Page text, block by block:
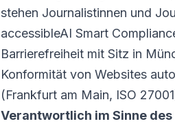
stehen Journalistinnen und
accessibleAI Smart
Barrierefreiheit mit Sitz in
Konformität von Websites
(Frankfurt am Main, ISO
Verantwortlich im Sinne des